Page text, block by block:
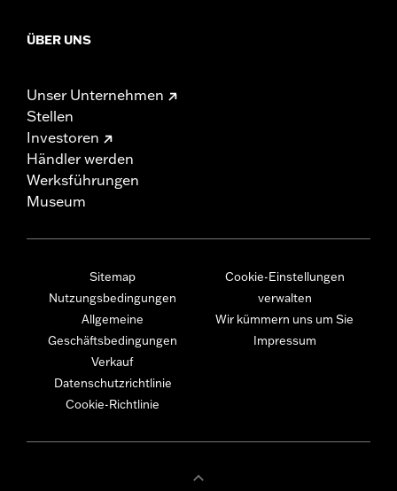
ÜBER UNS
Unser Unternehmen
Stellen
Investoren
Händler werden
Werksführungen
Museum
Sitemap
Nutzungsbedingungen
Allgemeine
Geschäftsbedingungen
Verkauf
Datenschutzrichtlinie
Cookie-Richtlinie
Cookie-Einstellungen
verwalten
Wir kümmern uns um Sie
Impressum